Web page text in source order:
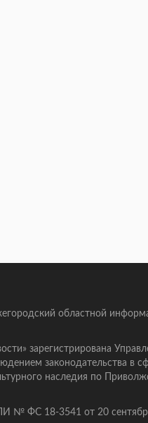
областной
зарегистрирована
законодательства в
наследия по
№ ФС 18-3541 от 20